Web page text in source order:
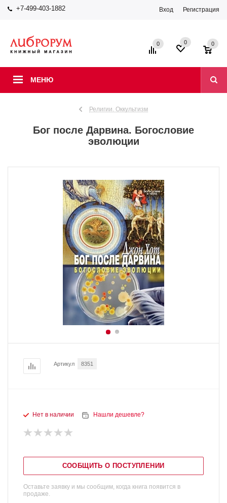
+7-499-403-1882 Вход Регистрация
МЕНЮ
0 0 0
Религии. Оккультизм
Бог после Дарвина. Богословие
эволюции
Артикул 8351
Нет в наличии Нашли дешевле?
СООБЩИТЬ О ПОСТУПЛЕНИИ
Оставьте заявку и мы сообщим, когда книга появится в
продаже.